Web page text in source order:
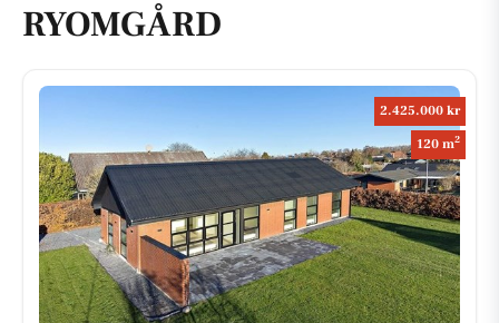
RYOMGÅRD
2.425.000 kr
120 m2